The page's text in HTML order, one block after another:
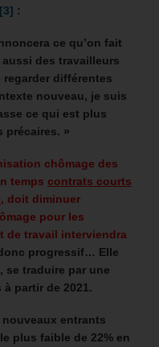
[3] :
ce qu’on fait
des travailleurs
différentes
nouveau, je suis
ce qui est plus
précaires. »
chômage des
temps contrats courts
, doit diminuer
pour les
de travail interviendra
progressif… Elle
se traduire par une
à partir de 2021.
nouveaux entrants
plus faible de 22% en